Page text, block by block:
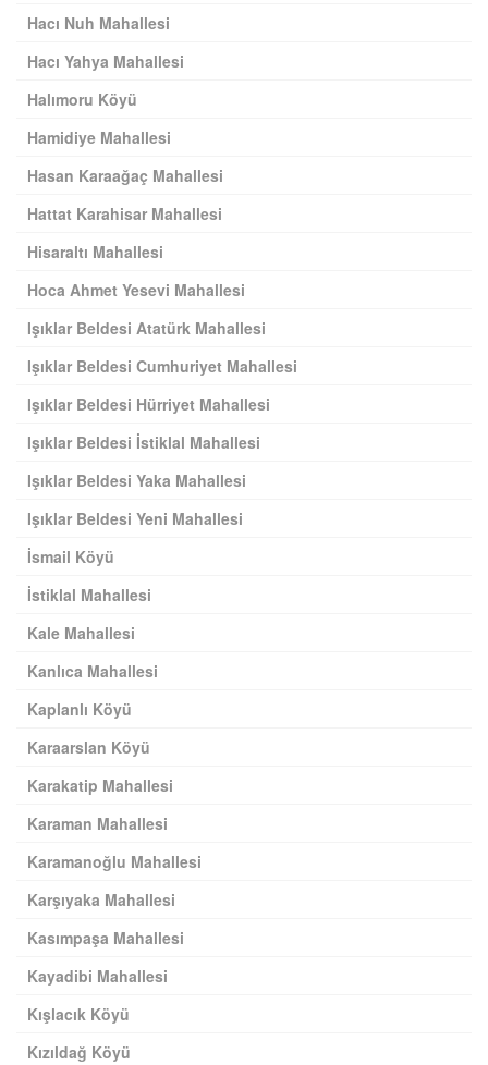
Hacı Nuh Mahallesi
Hacı Yahya Mahallesi
Halımoru Köyü
Hamidiye Mahallesi
Hasan Karaağaç Mahallesi
Hattat Karahisar Mahallesi
Hisaraltı Mahallesi
Hoca Ahmet Yesevi Mahallesi
Işıklar Beldesi Atatürk Mahallesi
Işıklar Beldesi Cumhuriyet Mahallesi
Işıklar Beldesi Hürriyet Mahallesi
Işıklar Beldesi İstiklal Mahallesi
Işıklar Beldesi Yaka Mahallesi
Işıklar Beldesi Yeni Mahallesi
İsmail Köyü
İstiklal Mahallesi
Kale Mahallesi
Kanlıca Mahallesi
Kaplanlı Köyü
Karaarslan Köyü
Karakatip Mahallesi
Karaman Mahallesi
Karamanoğlu Mahallesi
Karşıyaka Mahallesi
Kasımpaşa Mahallesi
Kayadibi Mahallesi
Kışlacık Köyü
Kızıldağ Köyü